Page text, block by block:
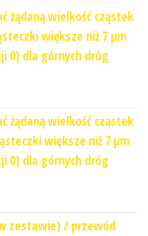
żądaną wielkość cząstek
większe niż 7 μm
0) dla górnych dróg
żądaną wielkość cząstek
większe niż 7 μm
0) dla górnych dróg
zestawie) / przewód